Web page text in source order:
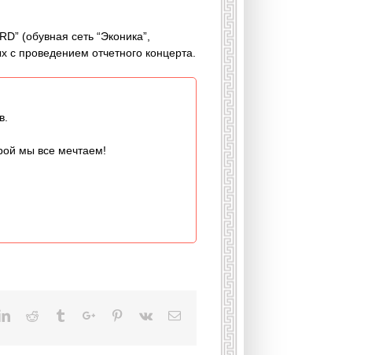
(обувная сеть “Эконика”,
проведением отчетного концерта.
мы все мечтаем!
LinkedinReddit TumblrGoogle+Pinterest
Vk Email